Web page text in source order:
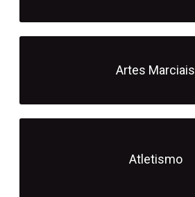
Artes Marciais
Atletismo